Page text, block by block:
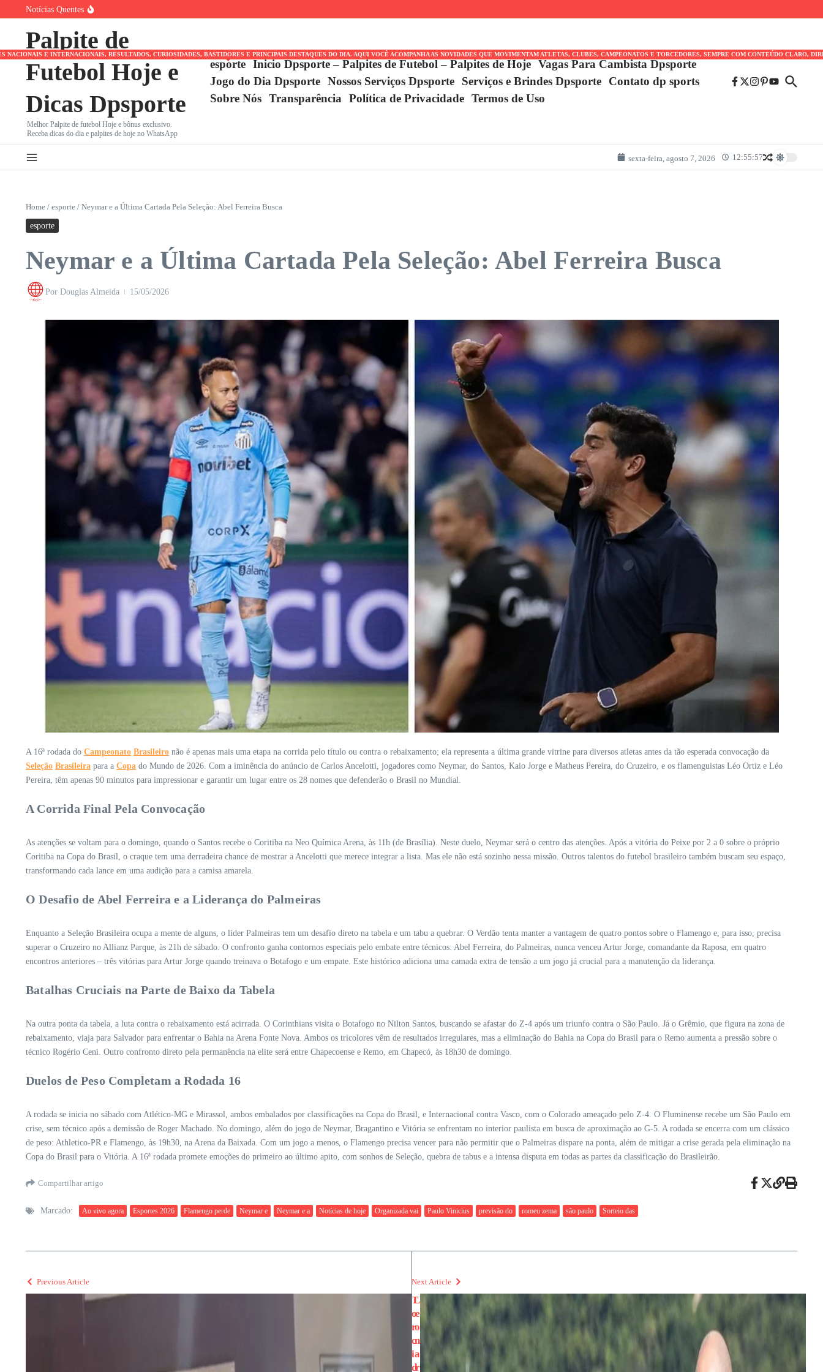
Ir para o conteúdo
Notícias Quentes
Botafogo x Fluminense: Clássico Vovô no Nilton Santos é Duelo
Coritiba busca virar a chave no Brasileirão contra a Chapecoense
Palpite de
Futebol Hoje e
Dicas Dpsporte
Melhor Palpite de futebol Hoje e bônus exclusivo.
Receba dicas do dia e palpites de hoje no WhatsApp
esporte
E INTERNACIONAIS, RESULTADOS, CURIOSIDADES, BASTIDORES E PRINCIPAIS DESTAQUES DO DIA. AQUI VOCÊ ACOMPANHA AS NOVIDADES QUE MOVIMENTAM ATLETAS, CLUBES, CAMPEONATOS E TORCEDORES, SEMPRE COM CONTEÚDO CLARO,
Inicio Dpsporte – Palpites de Futebol – Palpites de Hoje Vagas Para Cambista Dpsporte
Jogo do Dia Dpsporte Nossos Serviços Dpsporte Serviços e Brindes Dpsporte
Contato dp sports
Sobre Nós Transparência Política de Privacidade Termos de Uso
sexta-feira, agosto 7, 2026 12:55:57
Home / esporte / Neymar e a Última Cartada Pela Seleção: Abel Ferreira Busca
esporte
Neymar e a Última Cartada Pela Seleção: Abel Ferreira Busca
Por Douglas Almeida 15/05/2026
A 16ª rodada do Campeonato Brasileiro não é apenas mais uma etapa na corrida pelo título ou contra o rebaixamento; ela representa a última grande vitrine para diversos atletas antes da tão esperada convocação da
Seleção Brasileira para a Copa do Mundo de 2026. Com a iminência do anúncio de Carlos Ancelotti, jogadores como Neymar, do Santos, Kaio Jorge e Matheus Pereira, do Cruzeiro, e os flamenguistas Léo Ortiz e Léo
Pereira, têm apenas 90 minutos para impressionar e garantir um lugar entre os 28 nomes que defenderão o Brasil no Mundial.
A Corrida Final Pela Convocação
As atenções se voltam para o domingo, quando o Santos recebe o Coritiba na Neo Química Arena, às 11h (de Brasília). Neste duelo, Neymar será o centro das atenções. Após a vitória do Peixe por 2 a 0 sobre o próprio
Coritiba na Copa do Brasil, o craque tem uma derradeira chance de mostrar a Ancelotti que merece integrar a lista. Mas ele não está sozinho nessa missão. Outros talentos do futebol brasileiro também buscam seu espaço,
transformando cada lance em uma audição para a camisa amarela.
O Desafio de Abel Ferreira e a Liderança do Palmeiras
Enquanto a Seleção Brasileira ocupa a mente de alguns, o líder Palmeiras tem um desafio direto na tabela e um tabu a quebrar. O Verdão tenta manter a vantagem de quatro pontos sobre o Flamengo e, para isso, precisa
superar o Cruzeiro no Allianz Parque, às 21h de sábado. O confronto ganha contornos especiais pelo embate entre técnicos: Abel Ferreira, do Palmeiras, nunca venceu Artur Jorge, comandante da Raposa, em quatro
encontros anteriores – três vitórias para Artur Jorge quando treinava o Botafogo e um empate. Este histórico adiciona uma camada extra de tensão a um jogo já crucial para a manutenção da liderança.
Batalhas Cruciais na Parte de Baixo da Tabela
Na outra ponta da tabela, a luta contra o rebaixamento está acirrada. O Corinthians visita o Botafogo no Nilton Santos, buscando se afastar do Z-4 após um triunfo contra o São Paulo. Já o Grêmio, que figura na zona de
rebaixamento, viaja para Salvador para enfrentar o Bahia na Arena Fonte Nova. Ambos os tricolores vêm de resultados irregulares, mas a eliminação do Bahia na Copa do Brasil para o Remo aumenta a pressão sobre o
técnico Rogério Ceni. Outro confronto direto pela permanência na elite será entre Chapecoense e Remo, em Chapecó, às 18h30 de domingo.
Duelos de Peso Completam a Rodada 16
A rodada se inicia no sábado com Atlético-MG e Mirassol, ambos embalados por classificações na Copa do Brasil, e Internacional contra Vasco, com o Colorado ameaçado pelo Z-4. O Fluminense recebe um São Paulo em
crise, sem técnico após a demissão de Roger Machado. No domingo, além do jogo de Neymar, Bragantino e Vitória se enfrentam no interior paulista em busca de aproximação ao G-5. A rodada se encerra com um clássico
de peso: Athletico-PR e Flamengo, às 19h30, na Arena da Baixada. Com um jogo a menos, o Flamengo precisa vencer para não permitir que o Palmeiras dispare na ponta, além de mitigar a crise gerada pela eliminação na
Copa do Brasil para o Vitória. A 16ª rodada promete emoções do primeiro ao último apito, com sonhos de Seleção, quebra de tabus e a intensa disputa em todas as partes da classificação do Brasileirão.
Compartilhar artigo
Marcado: Ao vivo agora Esportes 2026 Flamengo perde Neymar e Neymar e a Notícias de hoje Organizada vai Paulo Vinicius previsão do romeu zema são paulo Sorteio das
Previous Article
T
o
r
c
i
d
Next Article
L
e
o
n
a
r